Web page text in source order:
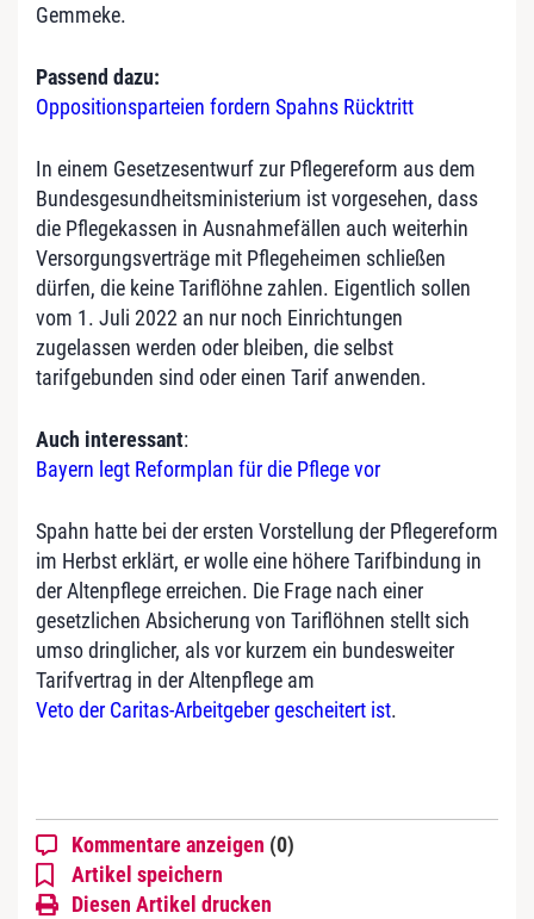
Gemmeke.
Passend dazu:
Oppositionsparteien fordern Spahns Rücktritt
In einem Gesetzesentwurf zur Pflegereform aus dem
Bundesgesundheitsministerium ist vorgesehen, dass
die Pflegekassen in Ausnahmefällen auch weiterhin
Versorgungsverträge mit Pflegeheimen schließen
dürfen, die keine Tariflöhne zahlen. Eigentlich sollen
vom 1. Juli 2022 an nur noch Einrichtungen
zugelassen werden oder bleiben, die selbst
tarifgebunden sind oder einen Tarif anwenden.
Auch interessant:
Bayern legt Reformplan für die Pflege vor
Spahn hatte bei der ersten Vorstellung der Pflegereform
im Herbst erklärt, er wolle eine höhere Tarifbindung in
der Altenpflege erreichen. Die Frage nach einer
gesetzlichen Absicherung von Tariflöhnen stellt sich
umso dringlicher, als vor kurzem ein bundesweiter
Tarifvertrag in der Altenpflege am
Veto der Caritas-Arbeitgeber gescheitert ist.
Kommentare anzeigen (0)
Artikel speichern
Diesen Artikel drucken